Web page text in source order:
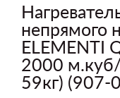
непрямого
ELEMENTI
2000
59кг) (907-